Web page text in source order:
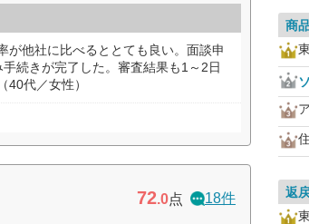
が他社に比べるととても良い。面談申
続きが完了した。審査結果も1～2日
40代／女性）
72.0点 18件
商
返